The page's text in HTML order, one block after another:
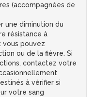
(accompagnées de
une diminution du
résistance à
pouvez
ou de la fièvre. Si
contactez votre
à vérifier si
votre sang